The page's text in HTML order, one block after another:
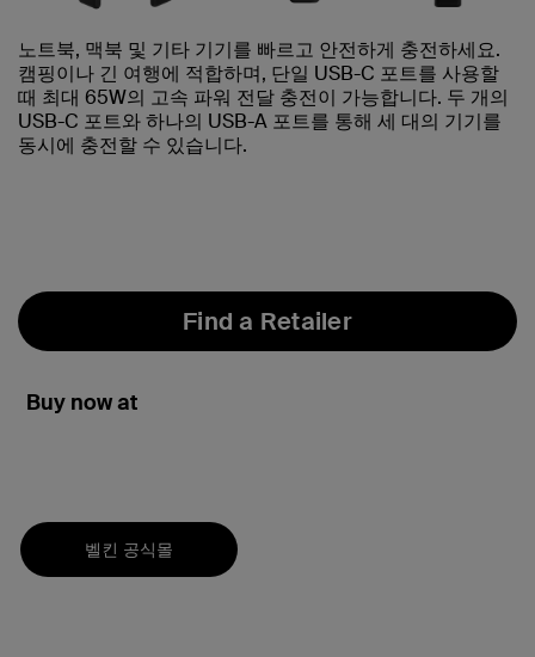
노트북, 맥북 및 기타 기기를 빠르고 안전하게 충전하세요.
캠핑이나 긴 여행에 적합하며, 단일 USB-C 포트를 사용할
때 최대 65W의 고속 파워 전달 충전이 가능합니다. 두 개의
USB-C 포트와 하나의 USB-A 포트를 통해 세 대의 기기를
동시에 충전할 수 있습니다.
Find a Retailer
Buy now at
벨킨 공식몰